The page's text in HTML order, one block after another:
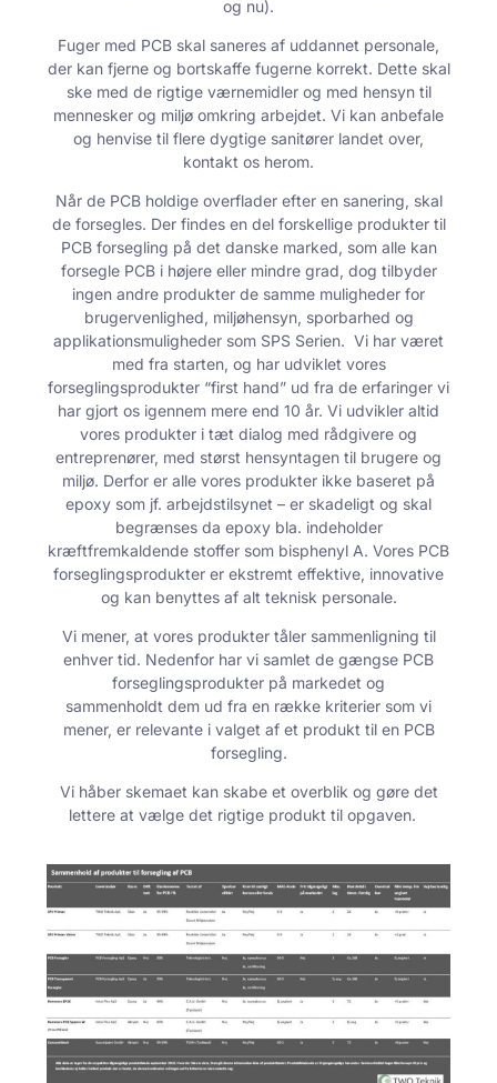
og nu).
Fuger med PCB skal saneres af uddannet personale,
der kan fjerne og bortskaffe fugerne korrekt. Dette skal
ske med de rigtige værnemidler og med hensyn til
mennesker og miljø omkring arbejdet. Vi kan anbefale
og henvise til flere dygtige sanitører landet over,
kontakt os herom.
Når de PCB holdige overflader efter en sanering, skal
de forsegles. Der findes en del forskellige produkter til
PCB forsegling på det danske marked, som alle kan
forsegle PCB i højere eller mindre grad, dog tilbyder
ingen andre produkter de samme muligheder for
brugervenlighed, miljøhensyn, sporbarhed og
applikationsmuligheder som SPS Serien. Vi har været
med fra starten, og har udviklet vores
forseglingsprodukter “first hand” ud fra de erfaringer vi
har gjort os igennem mere end 10 år. Vi udvikler altid
vores produkter i tæt dialog med rådgivere og
entreprenører, med størst hensyntagen til brugere og
miljø. Derfor er alle vores produkter ikke baseret på
epoxy som jf. arbejdstilsynet – er skadeligt og skal
begrænses da epoxy bla. indeholder
kræftfremkaldende stoffer som bisphenyl A. Vores PCB
forseglingsprodukter er ekstremt effektive, innovative
og kan benyttes af alt teknisk personale.
Vi mener, at vores produkter tåler sammenligning til
enhver tid. Nedenfor har vi samlet de gængse PCB
forseglingsprodukter på markedet og
sammenholdt dem ud fra en række kriterier som vi
mener, er relevante i valget af et produkt til en PCB
forsegling.
Vi håber skemaet kan skabe et overblik og gøre det
lettere at vælge det rigtige produkt til opgaven.